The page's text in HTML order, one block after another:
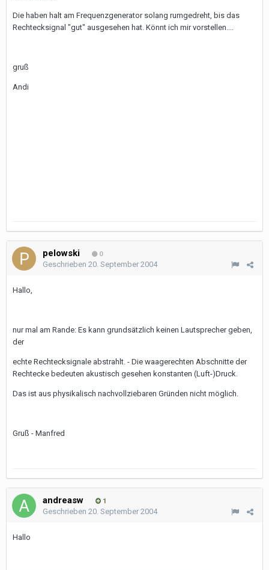
Die haben halt am Frequenzgenerator solang rumgedreht, bis das
Rechtecksignal "gut" ausgesehen hat. Könnt ich mir vorstellen....
gruß
Andi
pelowski 0
Geschrieben 20. September 2004
Hallo,
nur mal am Rande: Es kann grundsätzlich keinen Lautsprecher geben,
der
echte Rechtecksignale abstrahlt. - Die waagerechten Abschnitte der
Rechtecke bedeuten akustisch gesehen konstanten (Luft-)Druck.
Das ist aus physikalisch nachvollziebaren Gründen nicht möglich.
Gruß - Manfred
andreasw 1
Geschrieben 20. September 2004
Hallo